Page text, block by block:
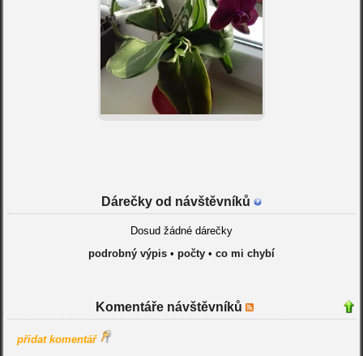
Dárečky od návštěvníků
Dosud žádné dárečky
podrobný výpis• počty• co mi chybí
Komentáře návštěvníků
přidat komentář